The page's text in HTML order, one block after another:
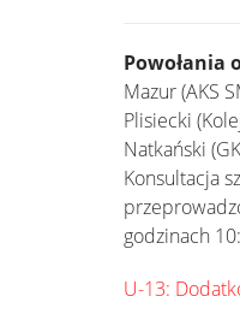
Powołania
Mazur (AKS
Plisiecki
Natkański
Konsultacja
godzinach
U-13: